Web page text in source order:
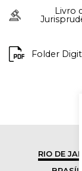
Livro
Folder
RIO DE